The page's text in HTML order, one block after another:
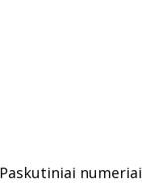
Paskutiniai numeriai